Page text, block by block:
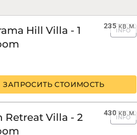
235кв.м.
Hill Villa - 1
INFO
ЗАПРОСИТЬ СТОИМОСТЬ
430кв.м.
Retreat Villa - 2
INFO